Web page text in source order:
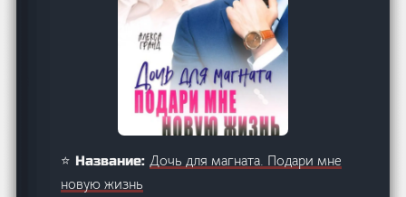
⭐ Название:Дочь для магната. Подари мне
новую жизнь